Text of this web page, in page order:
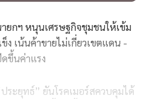
ยกฯ หนุนเศรษฐกิจชุมชนให้เข้ม
ง เน้นค้าขายไม่เกี่ยวเขตแดน -
ขึ้นค่าแรง
ระยุทธ์” ยันโรคเมอร์สควบคุมได้